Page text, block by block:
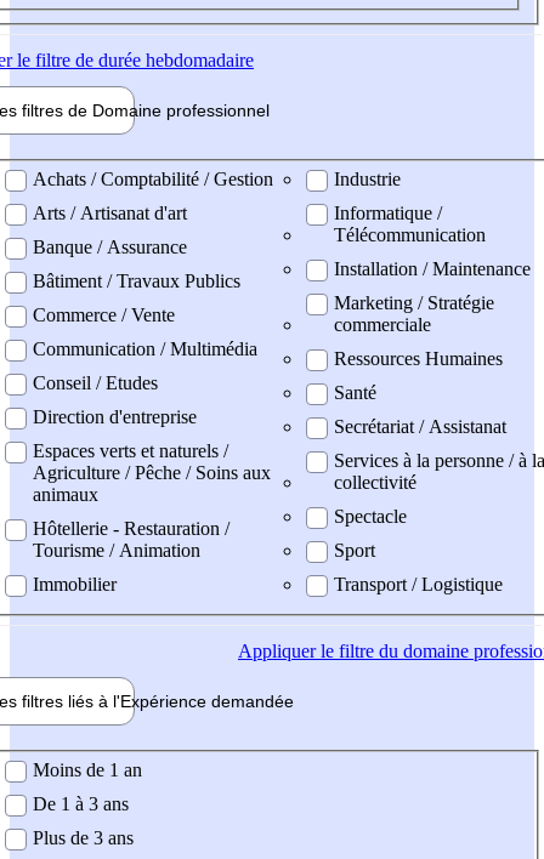
le filtre de durée hebdomadaire
filtres de Domaine professionnel
professionel
Achats / Comptabilité / Gestion
Arts / Artisanat d'art
Banque / Assurance
Bâtiment / Travaux Publics
Commerce / Vente
Communication / Multimédia
Conseil / Etudes
Direction d'entreprise
Espaces verts et naturels /
Agriculture / Pêche / Soins aux
animaux
Hôtellerie - Restauration /
Tourisme / Animation
Immobilier
Industrie
Informatique /
Télécommunication
Installation / Maintenance
Marketing / Stratégie
commerciale
Ressources Humaines
Santé
Secrétariat / Assistanat
Services à la personne / à la
collectivité
Spectacle
Sport
Transport / Logistique
Appliquerle filtre du domaine
filtres liés à l'Expérience demandée
demandée
Moins de 1 an
De 1 à 3 ans
Plus de 3 ans